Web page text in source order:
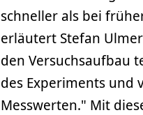
schneller als bei
erläutert Stefan
den Versuchsaufbau
des Experiments und
Messwerten." Mit